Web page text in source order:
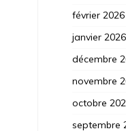
février 2026
janvier 2026
décembre
novembre
octobre
septembre